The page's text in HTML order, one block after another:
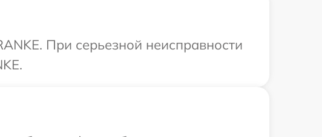
При серьезной неисправности